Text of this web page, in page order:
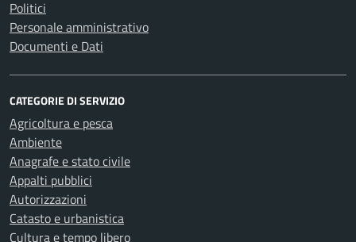
Politici
Personale amministrativo
Documenti e Dati
CATEGORIE DI SERVIZIO
Agricoltura e pesca
Ambiente
Anagrafe e stato civile
Appalti pubblici
Autorizzazioni
Catasto e urbanistica
Cultura e tempo libero